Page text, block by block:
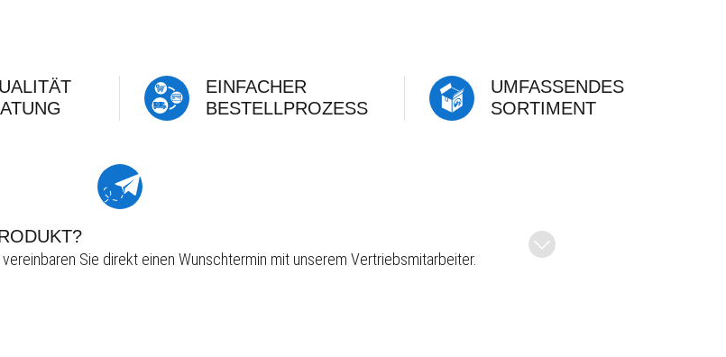
EINFACHER
BESTELLPROZESS
UMFASSENDES
SORTIMENT
Sie direkt einen Wunschtermin mit unserem Vertriebsmitarbeiter.